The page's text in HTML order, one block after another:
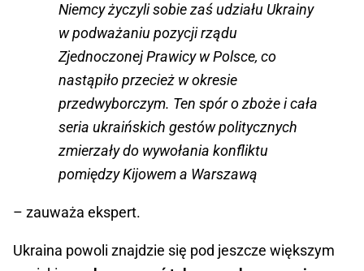
Niemcy życzyli sobie zaś udziału Ukrainy
w podważaniu pozycji rządu
Zjednoczonej Prawicy w Polsce, co
nastąpiło przecież w okresie
przedwyborczym. Ten spór o zboże i cała
seria ukraińskich gestów politycznych
zmierzały do wywołania konfliktu
pomiędzy Kijowem a Warszawą
– zauważa ekspert.
Ukraina powoli znajdzie się pod jeszcze większym